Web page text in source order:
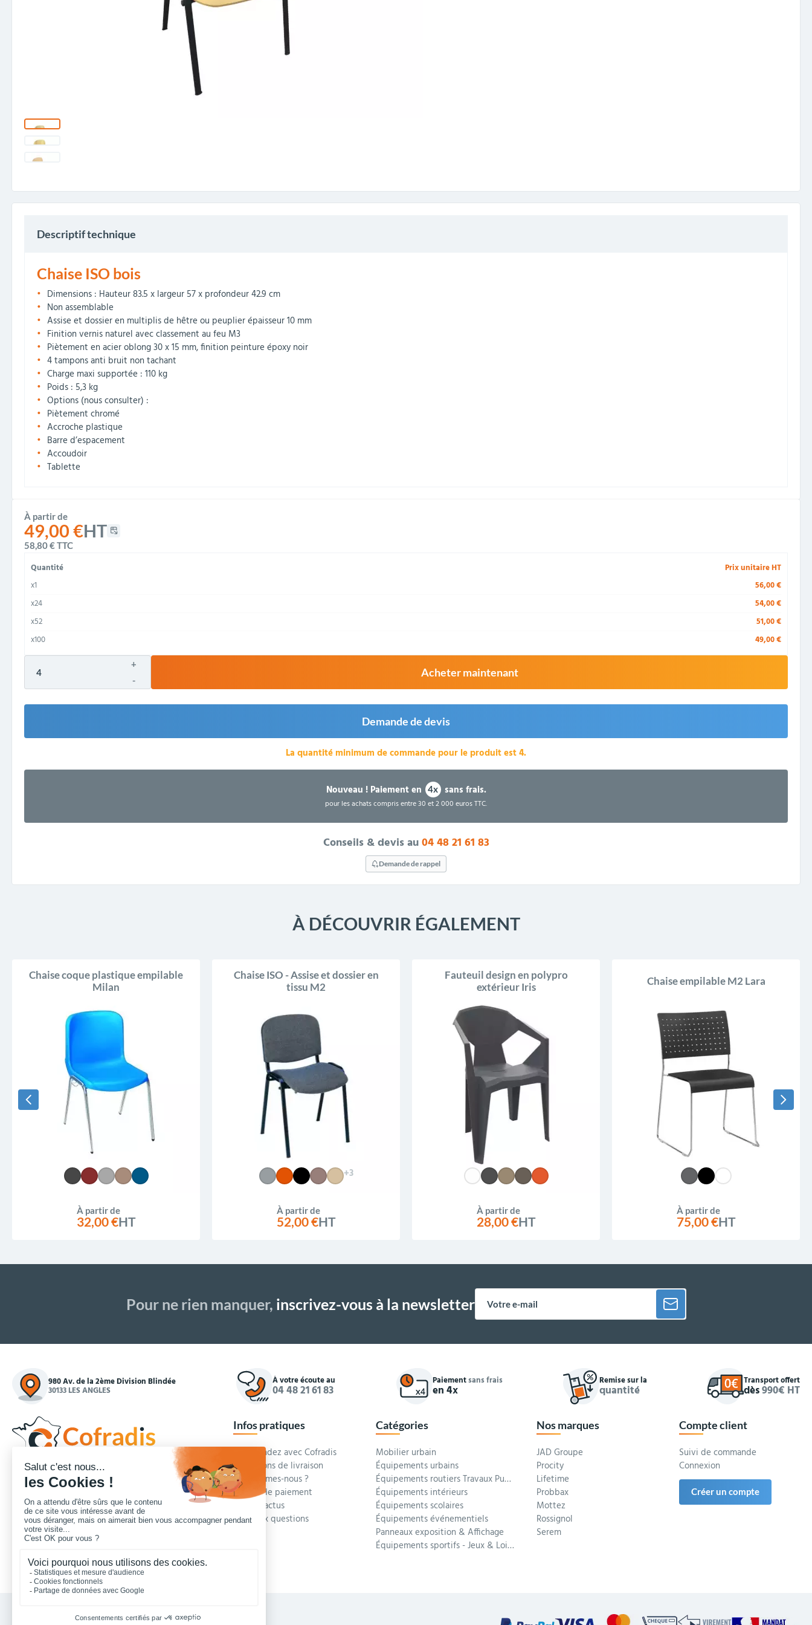
À partir de
49,00 €HT
58,80 €TTC
Quantité
Prix unitaire HT
x1
56,00 €
x24
54,00 €
x52
51,00 €
x100
49,00 €
+
-
Acheter maintenant
Demande de devis
La quantité minimum de commande pour le produit est 4.
Nouveau !Paiement en 4x sans frais.
pour les achats compris entre 30 et 2 000 euros TTC.
Conseils & devis au04 48 21 61 83
Demande de rappel
Descriptif technique
Chaise ISO bois
Dimensions : Hauteur 83.5 x largeur 57 x profondeur 42.9 cm
Non assemblable
Assise et dossier en multiplis de hêtre ou peuplier épaisseur 10 mm
Finition vernis naturel avec classement au feu M3
Piètement en acier oblong 30 x 15 mm, finition peinture époxy noir
4 tampons anti bruit non tachant
Charge maxi supportée : 110 kg
Poids : 5,3 kg
Options (nous consulter) :
Piètement chromé
Accroche plastique
Barre d’espacement
Accoudoir
Tablette
À DÉCOUVRIR ÉGALEMENT
Chaise coque plastique empilable
Milan
À partir de
32,00 €HT
Chaise ISO - Assise et dossier en
tissu M2
+3
À partir de
52,00 €HT
Fauteuil design en polypro
extérieur Iris
À partir de
28,00 €HT
Chaise empilable M2 Lara
À partir de
75,00 €HT
Pour ne rien manquer, inscrivez-vous à la newsletter
980 Av. de la 2ème Division Blindée
30133 LES ANGLES
À votre écoute au
04 48 21 61 83
Paiementsans frais
en 4x
Remise sur la
quantité
Transport offert
dès990€ HT
Concepteur et fournisseur de mobilier urbain,
Cofradis répond aux besoins d'équipements des
services des collectivités locales, des entreprises
de travaux publics, lycées, écoles.
Nous contacter
Infos pratiques
Commandez avec Cofradis
Conditions de livraison
Qui sommes-nous ?
Modes de paiement
Blog et actus
Foire aux questions
Catégories
Mobilier urbain
Équipements urbains
Équipements routiers Travaux Publics
Équipements intérieurs
Équipements scolaires
Équipements événementiels
Panneaux exposition & Affichage
Équipements sportifs - Jeux & Loisirs
Nos marques
JAD Groupe
Procity
Lifetime
Probbax
Mottez
Rossignol
Serem
Compte client
Suivi de commande
Connexion
Créer un compte